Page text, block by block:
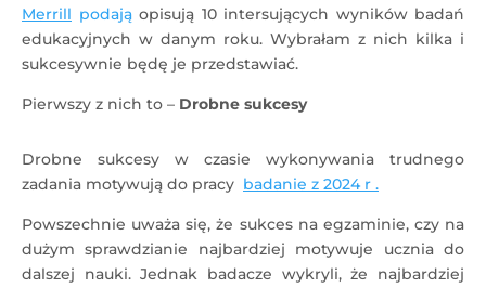
Merrill podająopisują 10 intersujących wyników badań
edukacyjnych w danym roku. Wybrałam z nich kilka i
sukcesywnie będę je przedstawiać.
Pierwszy z nich to – Drobne sukcesy
Drobne sukcesy w czasie wykonywania trudnego
zadania motywują do pracy badanie z 2024 r .
Powszechnie uważa się, że sukces na egzaminie, czy na
dużym sprawdzianie najbardziej motywuje ucznia do
dalszej nauki. Jednak badacze wykryli, że najbardziej